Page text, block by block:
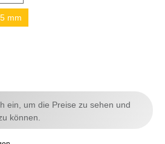
mm
ein, um die Preise zu sehen und
können.